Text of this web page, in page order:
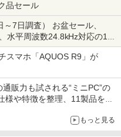
品セール
7日調査） お盆セール、
水平周波数24.8kHz対応の17
動セール ほか
スマホ「AQUOS R9」が
販力も試される“ミニPC”の
や特徴を整理、11製品をピ
もっと見る